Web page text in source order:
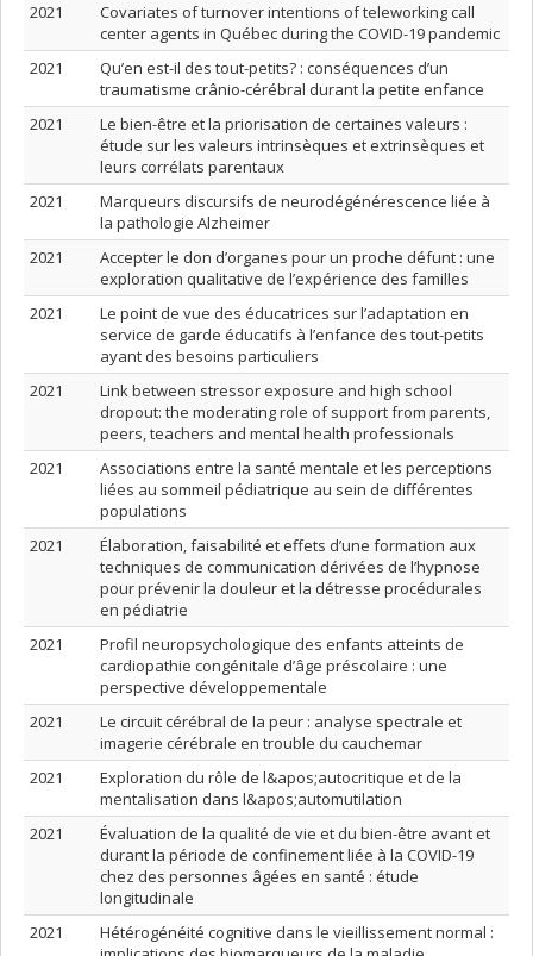
2021
Covariates of turnover intentions of teleworking call
center agents in Québec during the COVID-19 pandemic
2021
Qu’en est-il des tout-petits? : conséquences d’un
traumatisme crânio-cérébral durant la petite enfance
2021
Le bien-être et la priorisation de certaines valeurs :
étude sur les valeurs intrinsèques et extrinsèques et
leurs corrélats parentaux
2021
Marqueurs discursifs de neurodégénérescence liée à
la pathologie Alzheimer
2021
Accepter le don d’organes pour un proche défunt : une
exploration qualitative de l’expérience des familles
2021
Le point de vue des éducatrices sur l’adaptation en
service de garde éducatifs à l’enfance des tout-petits
ayant des besoins particuliers
2021
Link between stressor exposure and high school
dropout: the moderating role of support from parents,
peers, teachers and mental health professionals
2021
Associations entre la santé mentale et les perceptions
liées au sommeil pédiatrique au sein de différentes
populations
2021
Élaboration, faisabilité et effets d’une formation aux
techniques de communication dérivées de l’hypnose
pour prévenir la douleur et la détresse procédurales
en pédiatrie
2021
Profil neuropsychologique des enfants atteints de
cardiopathie congénitale d’âge préscolaire : une
perspective développementale
2021
Le circuit cérébral de la peur : analyse spectrale et
imagerie cérébrale en trouble du cauchemar
2021
Exploration du rôle de l&apos;autocritique et de la
mentalisation dans l&apos;automutilation
2021
Évaluation de la qualité de vie et du bien-être avant et
durant la période de confinement liée à la COVID-19
chez des personnes âgées en santé : étude
longitudinale
2021
Hétérogénéité cognitive dans le vieillissement normal :